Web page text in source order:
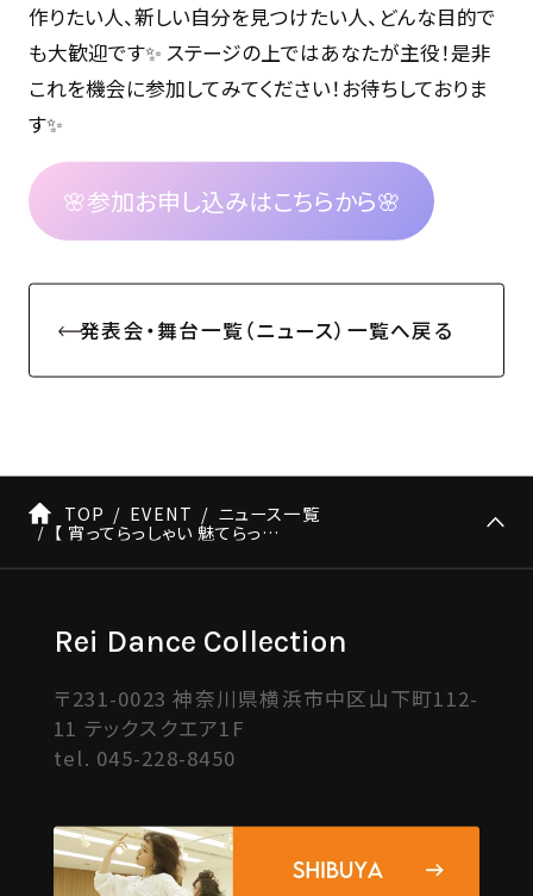
作りたい人、新しい自分を見つけたい人、どんな目的で
も大歓迎です✨ ステージの上ではあなたが主役！是非
これを機会に参加してみてください！お待ちしておりま
す✨
🌸参加お申し込みはこちらから🌸
発表会・舞台一覧（ニュース）一覧へ戻る
TOP EVENT ニュース一覧
【 宵ってらっしゃい 魅てらっしゃい 】Mikuaナンバー情報
Rei Dance Collection
〒231-0023 神奈川県横浜市中区山下町112-
11 テックスクエア1F
tel. 045-228-8450